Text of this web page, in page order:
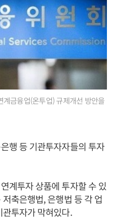
금융업(온투업) 규제개선 방안을
행 등 기관투자자들의 투자
계투자 상품에 투자할 수 있
축은행법, 은행법 등 각 업
투자가 막혀있다.